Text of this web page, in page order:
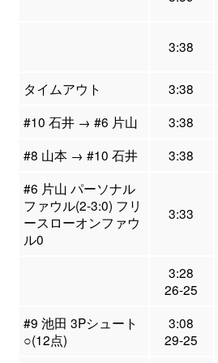
3:38
タイムアウト
3:38
#10 石井 → #6 片山
3:38
#8 山本 → #10 石井
3:38
#6 片山 パーソナル
ファウル(2-3:0) フリ
ースローオンファウ
ル0
3:33
3:28
26-25
#9 池田 3Pシュート
○(12点)
3:08
29-25